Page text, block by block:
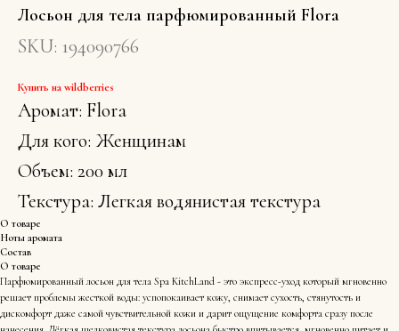
Лосьон для тела парфюмированный Flora
SKU: 194090766
Купить на wildberries
Аромат: Flora
Для кого: Женщинам
Объем: 200 мл
Текстура: Легкая водянистая текстура
О товаре
Ноты аромата
Состав
О товаре
Парфюмированный лосьон для тела Spa KitchLand - это экспресс-уход который мгновенно
решает проблемы жесткой воды: успопокаивает кожу, снимает сухость, стянутость и
дискомфорт даже самой чувствительной кожи и дарит ощущение комфорта сразу после